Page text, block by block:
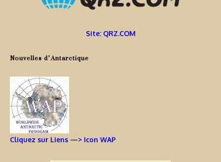
Site: QRZ.COM
Nouvelles d’Antarctique
Cliquez sur Liens —> Icon WAP